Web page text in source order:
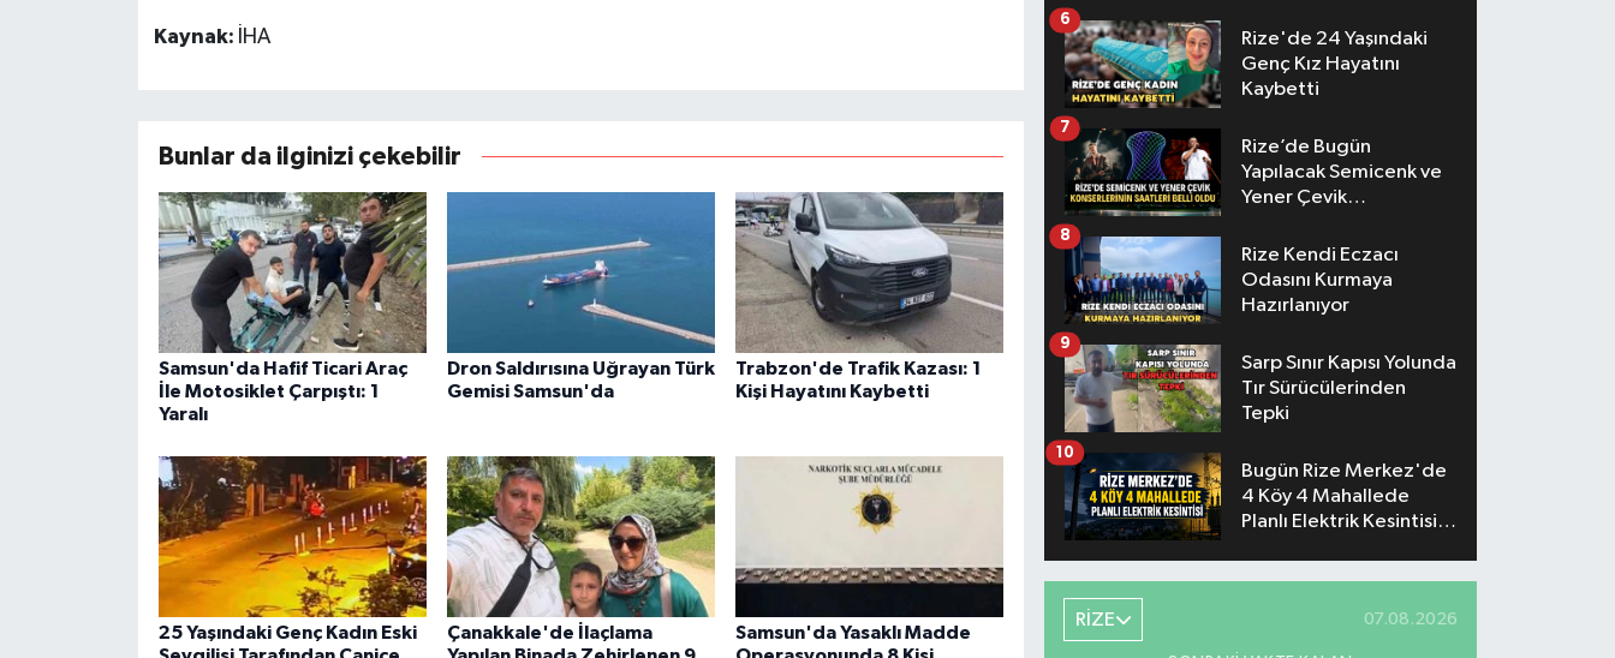
Kaynak: İHA
Bunlar da ilginizi çekebilir
Samsun'da Hafif Ticari Araç
İle Motosiklet Çarpıştı: 1
Yaralı
Dron Saldırısına Uğrayan Türk
Gemisi Samsun'da
Trabzon'de Trafik Kazası: 1
Kişi Hayatını Kaybetti
25 Yaşındaki Genç Kadın Eski
Çanakkale'de İlaçlama
Samsun'da Yasaklı Madde
Rize'de 24 Yaşındaki
Genç Kız Hayatını
Kaybetti
6
Rize’de Bugün
Yapılacak Semicenk ve
Yener Çevik
Belli Oldu
7
Rize Kendi Eczacı
Odasını Kurmaya
Hazırlanıyor
8
Sarp Sınır Kapısı Yolunda
Tır Sürücülerinden
Tepki
9
Bugün Rize Merkez'de
4 Köy 4 Mahallede
Planlı Elektrik Kesintisi
10
RİZE 07.08.2026